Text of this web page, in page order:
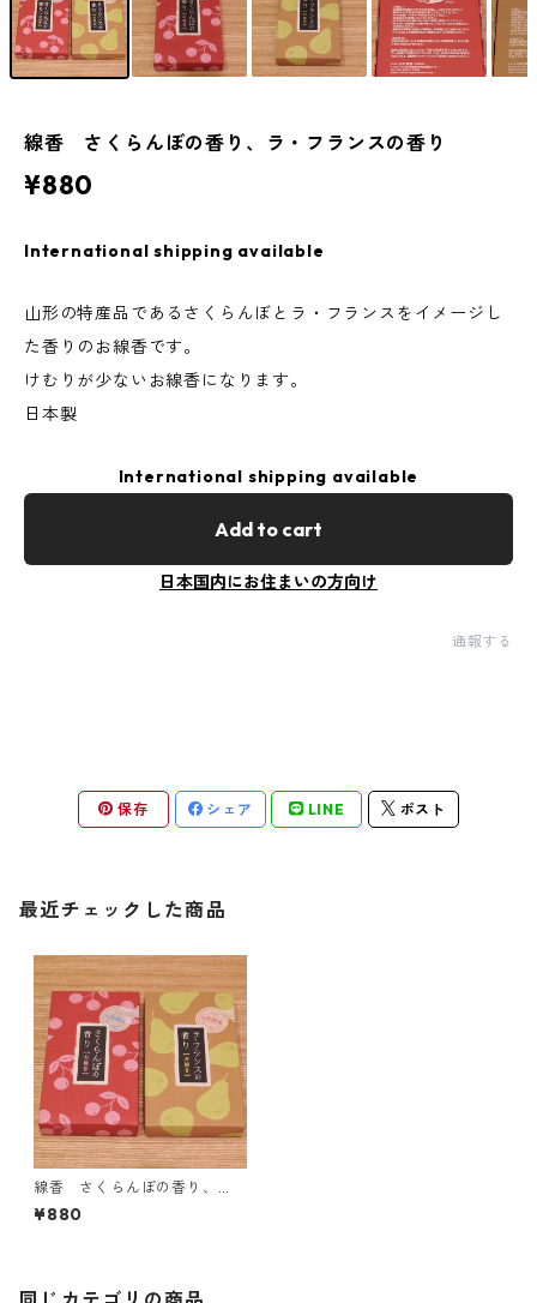
線香 さくらんぼの香り、ラ・フランスの香り
¥880
International shipping available
山形の特産品であるさくらんぼとラ・フランスをイメージし
た香りのお線香です。
けむりが少ないお線香になります。
日本製
International shipping available
Add to cart
日本国内にお住まいの方向け
通報する
保存 シェア LINE ポスト
最近チェックした商品
線香 さくらんぼの香り、
ラ・フランスの香り
¥880